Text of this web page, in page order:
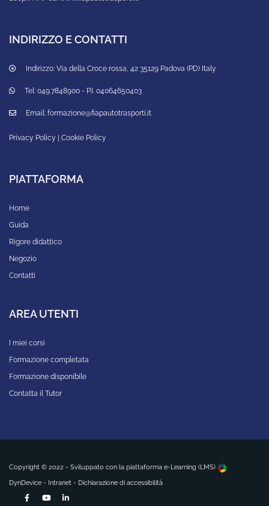
INDIRIZZO E CONTATTI
Indirizzo: Via della Croce rossa, 42 35129 Padova (PD) Italy
Tel: 049.7848900 - P.I. 04064650403
Email: formazione@fiapautotrasporti.it
Privacy Policy Cookie Policy
PIATTAFORMA
Home
Guida
Rigore didattico
Negozio
Contatti
AREA UTENTI
I miei corsi
Formazione completata
Formazione disponibile
Contatta il Tutor
Copyright © 2022 - Sviluppato con la piattaforma e-Learning (LMS)
DynDevice - Intranet - Dichiarazione di accessibilità